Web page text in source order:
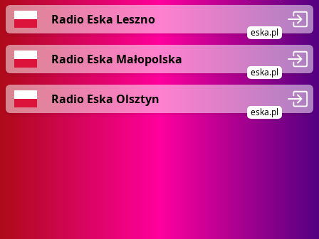
Radio Eska Leszno
eska.pl
Radio Eska Małopolska
eska.pl
Radio Eska Olsztyn
eska.pl